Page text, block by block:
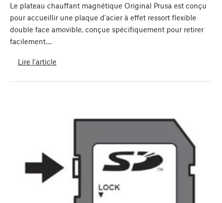
Le plateau chauffant magnétique Original Prusa est conçu
pour accueillir une plaque d'acier à effet ressort flexible
double face amovible, conçue spécifiquement pour retirer
facilement…
Lire l'article